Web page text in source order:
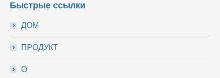
Быстрые ссылки
ДОМ
ПРОДУКТ
О